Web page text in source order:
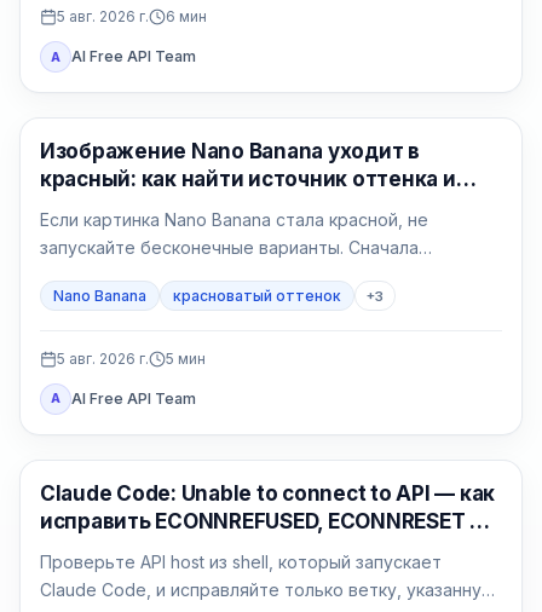
5 авг. 2026 г. 6 мин
A AI Free API Team
Генерация изображений ИИ
Изображение Nano Banana уходит в
красный: как найти источник оттенка и
Если картинка Nano Banana стала красной, не
запускайте бесконечные варианты. Сначала
сделайте нейтральный тест без референса и
Nano Banana красноватый оттенок +3
5 авг. 2026 г. 5 мин
A AI Free API Team
Claude Code
Claude Code: Unable to connect to API — как
исправить ECONNREFUSED, ECONNRESET и
Проверьте API host из shell, который запускает
Claude Code, и исправляйте только ветку, указанную